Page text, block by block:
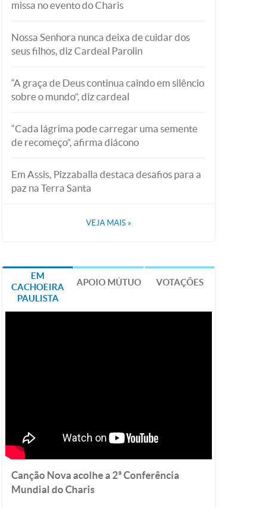
missa no evento do Charis
Nossa Senhora nunca deixa de cuidar dos
seus filhos, diz Cardeal Parolin
“A graça de Deus continua caindo em silêncio
sobre o mundo”, diz cardeal
“Cada lágrima pode carregar uma semente
de recomeço”, afirma diácono
Em Assis, Pizzaballa destaca desafios para a
paz na Terra Santa
VEJA MAIS »
EM
CACHOEIRA
PAULISTA
APOIO MÚTUO VOTAÇÕES
Canção Nova acolhe a 2ª Conferência
Mundial do Charis